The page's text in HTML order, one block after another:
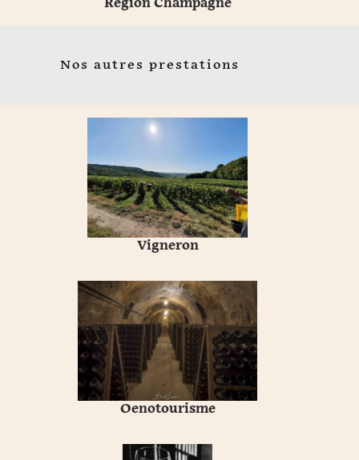
Région Champagne
Nos autres prestations
Vigneron
Oenotourisme